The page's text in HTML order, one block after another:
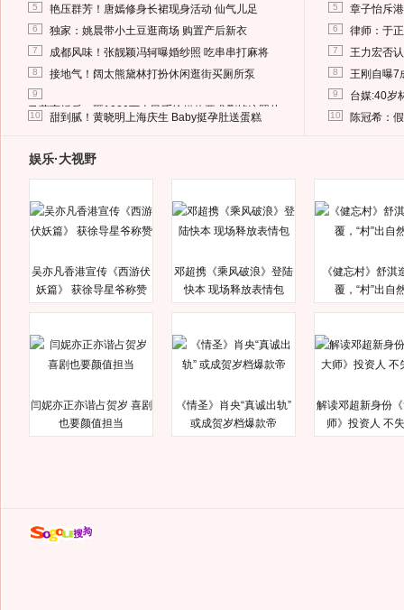
5 艳压群芳！唐嫣修身长裙现身活动 仙气儿足
6 独家：姚晨带小土豆逛商场 购置产后新衣
7 成都风味！张靓颖冯轲曝婚纱照 吃串串打麻将
8 接地气！阔太熊黛林打扮休闲逛街买厕所泵
9
马蓉离婚后，砸1000万人民币给媒体要求删掉这照片
10 甜到腻！黄晓明上海庆生 Baby挺孕肚送蛋糕
5 章子怡斥
6 律师：于
7 王力宏否
8 王刚自曝7
9 台媒:40岁
10 陈冠希：
娱乐·大视野
吴亦凡香港宣传《西游伏
妖篇》 获徐导星爷称赞
邓超携《乘风破浪》登陆
快本 现场释放表情包
《健忘村》舒淇
覆，“村”出自
闫妮亦正亦谐占贺岁 喜剧
也要颜值担当
《情圣》肖央“真诚出轨”
或成贺岁档爆款帝
解读邓超新身份
师》投资人 不